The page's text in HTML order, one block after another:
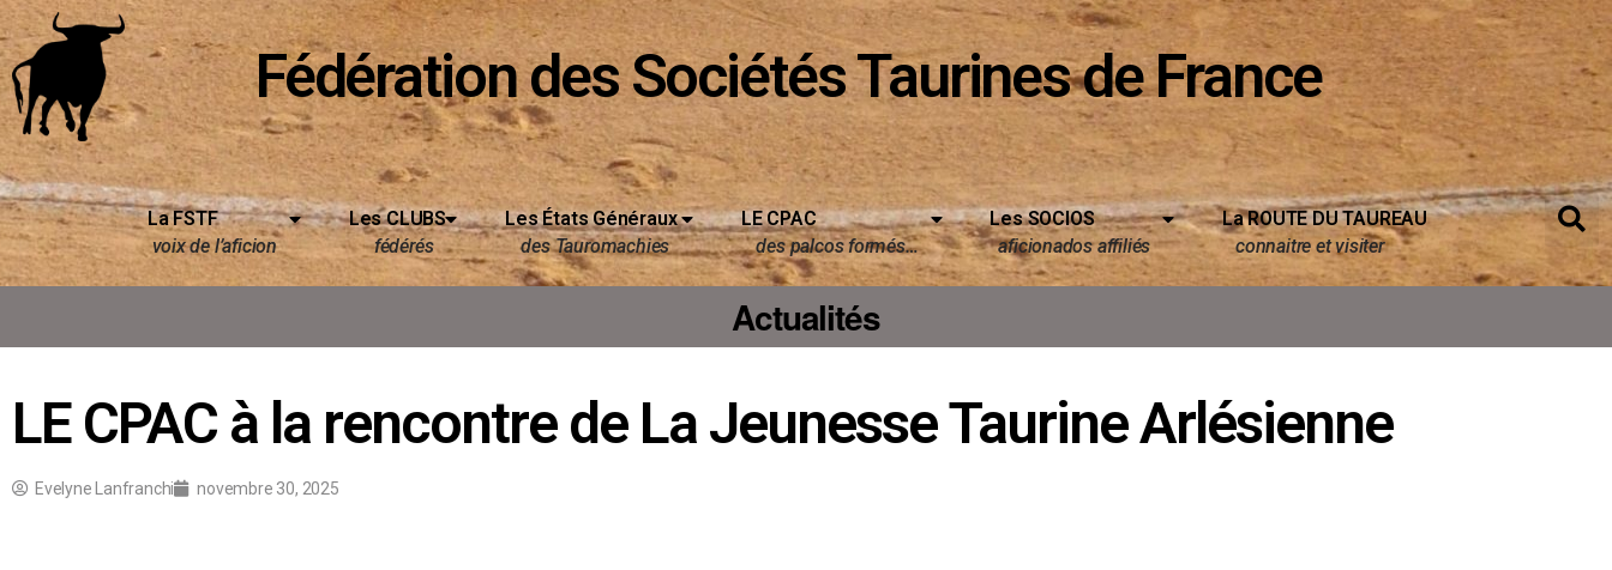
Fédération des Sociétés Taurines de France
La FSTF
voix de l’aficion
Les CLUBS
fédérés
Les États Généraux
des Tauromachies
LE CPAC
des palcos formés…
Les SOCIOS
aficionados affiliés
La ROUTE DU TAUREAU
connaitre et visiter
Actualités
LE CPAC à la rencontre de La Jeunesse Taurine Arlésienne
Evelyne Lanfranchi novembre 30, 2025